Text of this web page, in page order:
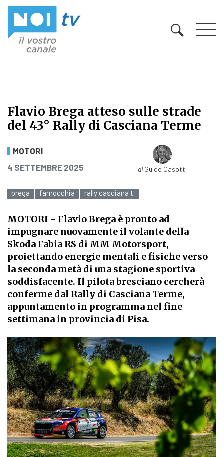
Flavio Brega atteso sulle strade
del 43° Rally di Casciana Terme
Flavio Brega atteso sulle strade
MOTORI
PUBBLICATO IL
4 SETTEMBRE 2025 diGuido Casotti
brega farnocchia rally casciana t.
MOTORI - Flavio Brega è pronto ad
impugnare nuovamente il volante della
Skoda Fabia RS di MM Motorsport,
proiettando energie mentali e fisiche verso
la seconda metà di una stagione sportiva
soddisfacente. Il pilota bresciano cercherà
conferme dal Rally di Casciana Terme,
appuntamento in programma nel fine
settimana in provincia di Pisa.